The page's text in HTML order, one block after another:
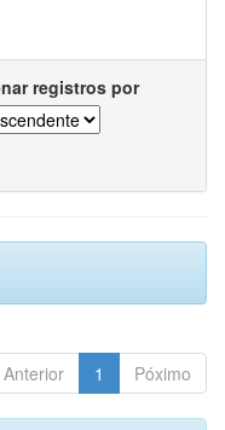
registros por
Anterior 1 Póximo